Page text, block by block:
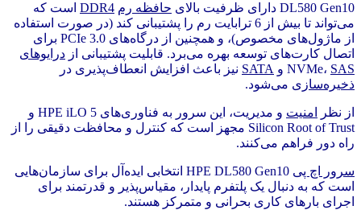
DL580 Gen10 دارای ظرفیت بالای حافظه رم DDR4 است که
می‌تواند تا بیش از 6 ترابایت رم را پشتیبانی کند (در صورت استفاده
از ماژول‌های مخصوص)، و همچنین از درگاه‌های PCIe 3.0 برای
اتصال کارت‌های توسعه بهره می‌برد. قابلیت پشتیبانی از درایوهای
NVMe، SAS و SATA نیز باعث افزایش انعطاف‌پذیری در
ذخیره‌سازی می‌شود.
از نظر امنیت
و مدیریت، این سرور به فناوری‌های HPE iLO 5 و
Silicon Root of Trust مجهز است که کنترل و محافظت دقیقی را از
راه دور فراهم می‌کنند.
سرور اچ پی
HPE DL580 Gen10 انتخابی ایده‌آل برای سازمان‌هایی
است که به دنبال یک پلتفرم پایدار، مقیاس‌پذیر و قدرتمند برای
اجرای بارهای کاری بحرانی و متمرکز هستند.